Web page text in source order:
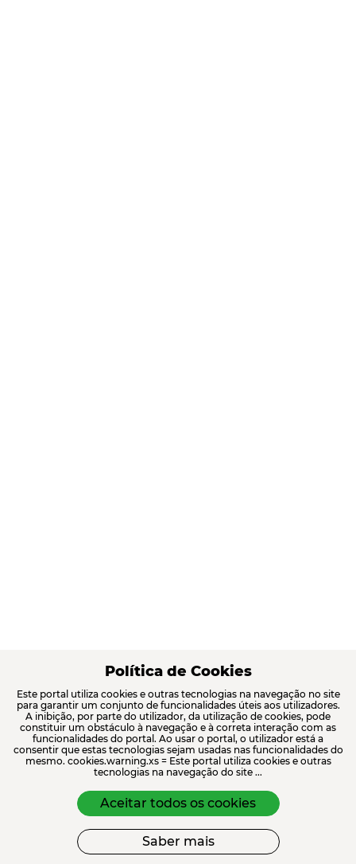
Política de Cookies
Este portal utiliza cookies e outras tecnologias na navegação no site
para garantir um conjunto de funcionalidades úteis aos utilizadores.
A inibição, por parte do utilizador, da utilização de cookies, pode
constituir um obstáculo à navegação e à correta interação com as
funcionalidades do portal. Ao usar o portal, o utilizador está a
consentir que estas tecnologias sejam usadas nas funcionalidades do
mesmo. cookies.warning.xs = Este portal utiliza cookies e outras
tecnologias na navegação do site ...
Aceitar todos os cookies
Saber mais